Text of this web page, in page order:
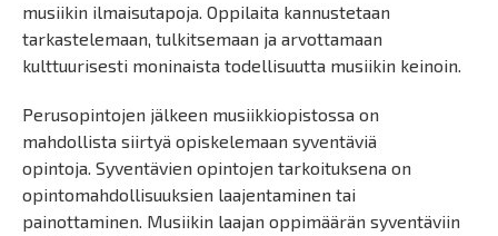
musiikin ilmaisutapoja. Oppilaita kannustetaan
tarkastelemaan, tulkitsemaan ja arvottamaan
kulttuurisesti moninaista todellisuutta musiikin keinoin.
Perusopintojen jälkeen musiikkiopistossa on
mahdollista siirtyä opiskelemaan syventäviä
opintoja. Syventävien opintojen tarkoituksena on
opintomahdollisuuksien laajentaminen tai
painottaminen. Musiikin laajan oppimäärän syventäviin